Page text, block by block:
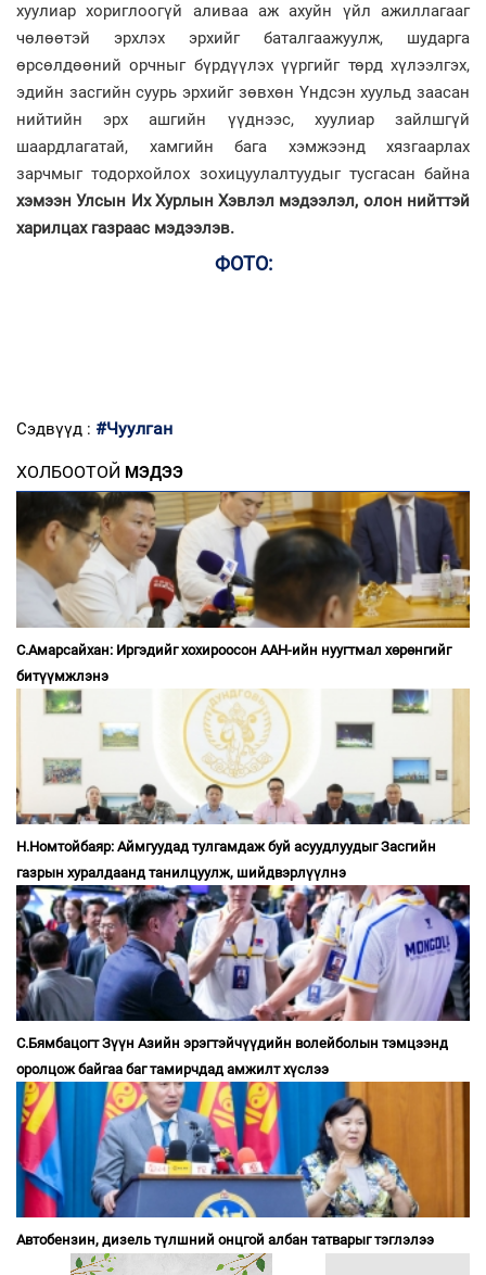
хуулиар хориглоогүй аливаа аж ахуйн үйл ажиллагааг
чөлөөтэй эрхлэх эрхийг баталгаажуулж, шударга
өрсөлдөөний орчныг бүрдүүлэх үүргийг төрд хүлээлгэх,
эдийн засгийн суурь эрхийг зөвхөн Үндсэн хуульд заасан
нийтийн эрх ашгийн үүднээс, хуулиар зайлшгүй
шаардлагатай, хамгийн бага хэмжээнд хязгаарлах
зарчмыг тодорхойлох зохицуулалтуудыг тусгасан байна
хэмээн Улсын Их Хурлын Хэвлэл мэдээлэл, олон нийттэй
харилцах газраас мэдээлэв.
ФОТО:
Сэдвүүд : #Чуулган
ХОЛБООТОЙ МЭДЭЭ
С.Амарсайхан: Иргэдийг хохироосон ААН-ийн нуугтмал хөрөнгийг
битүүмжлэнэ
Н.Номтойбаяр: Аймгуудад тулгамдаж буй асуудлуудыг Засгийн
газрын хуралдаанд танилцуулж, шийдвэрлүүлнэ
С.Бямбацогт Зүүн Азийн эрэгтэйчүүдийн волейболын тэмцээнд
оролцож байгаа баг тамирчдад амжилт хүслээ
Автобензин, дизель түлшний онцгой албан татварыг тэглэлээ